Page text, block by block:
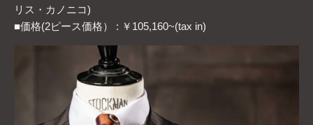
リス・カノニコ)
■価格(2ピース価格） : ￥105,160~(tax in)